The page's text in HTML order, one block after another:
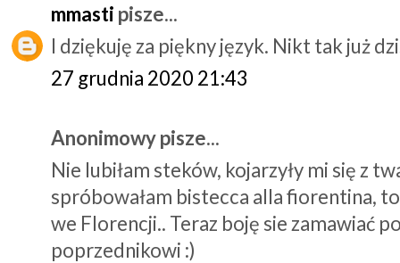
mmasti pisze...
I dziękuję za piękny język. Nikt tak już
27 grudnia 2020 21:43
Anonimowy pisze...
Nie lubiłam steków, kojarzyły mi się z
spróbowałam bistecca alla fiorentina, to
we Florencji.. Teraz boję sie zamawiać
poprzednikowi :)